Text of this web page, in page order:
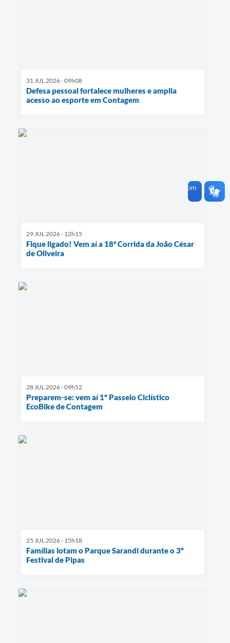
31 JUL 2026 - 09h08
Defesa pessoal fortalece mulheres e amplia
acesso ao esporte em Contagem
29 JUL 2026 - 12h15
Fique ligado! Vem aí a 18ª Corrida da João César
de Oliveira
28 JUL 2026 - 09h52
Preparem-se: vem aí 1º Passeio Ciclístico
EcoBike de Contagem
25 JUL 2026 - 15h18
Famílias lotam o Parque Sarandi durante o 3º
Festival de Pipas